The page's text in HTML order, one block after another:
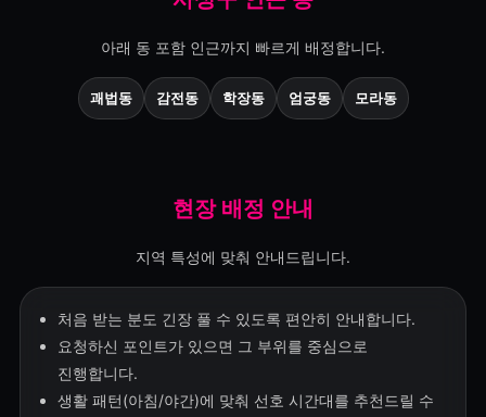
아래 동 포함 인근까지 빠르게 배정합니다.
괘법동 감전동 학장동 엄궁동 모라동
현장 배정 안내
지역 특성에 맞춰 안내드립니다.
처음 받는 분도 긴장 풀 수 있도록 편안히 안내합니다.
요청하신 포인트가 있으면 그 부위를 중심으로
진행합니다.
생활 패턴(아침/야간)에 맞춰 선호 시간대를 추천드릴 수